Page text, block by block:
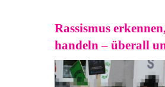
Rassismus
handeln – überall